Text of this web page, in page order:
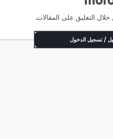
التعليق على المقالات.
/ تسجيل الدخول